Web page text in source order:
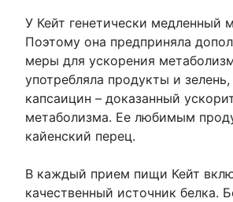
У Кейт генетически медленный
Поэтому она предприняла
меры для ускорения
употребляла продукты и
капсаицин – доказанный
метаболизма. Ее любимым
кайенский перец.
В каждый прием пищи Кейт
качественный источник белка.